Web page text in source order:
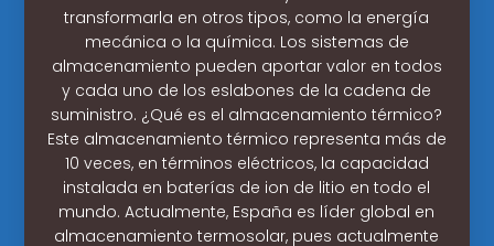
transformarla en otros tipos, como la energía
mecánica o la química. Los sistemas de
almacenamiento pueden aportar valor en todos
y cada uno de los eslabones de la cadena de
suministro. ¿Qué es el almacenamiento térmico?
Este almacenamiento térmico representa más de
10 veces, en términos eléctricos, la capacidad
instalada en baterías de ion de litio en todo el
mundo. Actualmente, España es líder global en
almacenamiento termosolar, pues actualmente